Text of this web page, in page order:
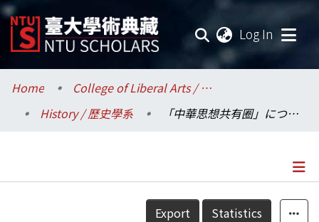
Log In
Communities & Collections
Research Outputs
Home
College of Liberal Arts / 文學院
History / 歷史學系
「中華思想共有圈」についてのいくつかの見方
Details
Export Statistics